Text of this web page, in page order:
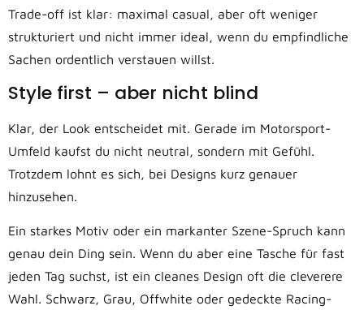
Trade-off ist klar: maximal casual, aber oft weniger
strukturiert und nicht immer ideal, wenn du empfindliche
Sachen ordentlich verstauen willst.
Style first – aber nicht blind
Klar, der Look entscheidet mit. Gerade im Motorsport-
Umfeld kaufst du nicht neutral, sondern mit Gefühl.
Trotzdem lohnt es sich, bei Designs kurz genauer
hinzusehen.
Ein starkes Motiv oder ein markanter Szene-Spruch kann
genau dein Ding sein. Wenn du aber eine Tasche für fast
jeden Tag suchst, ist ein cleanes Design oft die cleverere
Wahl. Schwarz, Grau, Offwhite oder gedeckte Racing-